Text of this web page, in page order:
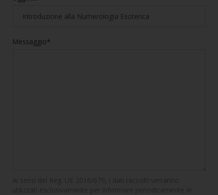
Messaggio*